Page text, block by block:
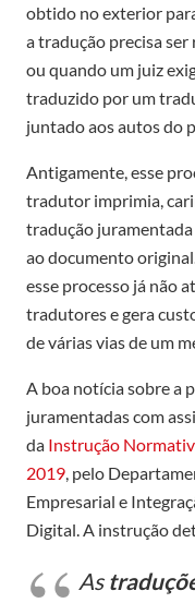
obtido no exterior
a tradução precisa
ou quando um juiz
traduzido por um
juntado aos autos do
Antigamente, esse
tradutor imprimia,
tradução
ao documento
esse processo já não
tradutores e gera
de várias vias de um
A boa notícia sobre a
juramentadas com
da Instrução
2019 , pelo
Empresarial e
Digital. A instrução
As